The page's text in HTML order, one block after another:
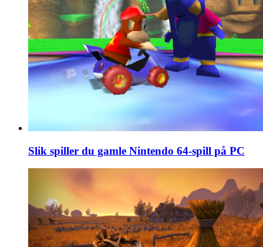
Slik spiller du gamle Nintendo 64-spill på PC